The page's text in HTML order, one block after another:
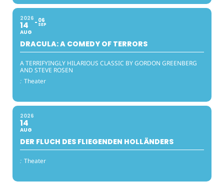
2026
14
AUG
06
SEP
DRACULA: A COMEDY OF TERRORS
A TERRIFYINGLY HILARIOUS CLASSIC BY GORDON GREENBERG
AND STEVE ROSEN
: Theater
2026
14
AUG
DER FLUCH DES FLIEGENDEN HOLLÄNDERS
: Theater